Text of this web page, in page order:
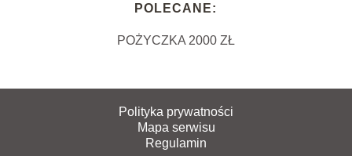
POLECANE:
POŻYCZKA 2000 ZŁ
Polityka prywatności
Mapa serwisu
Regulamin